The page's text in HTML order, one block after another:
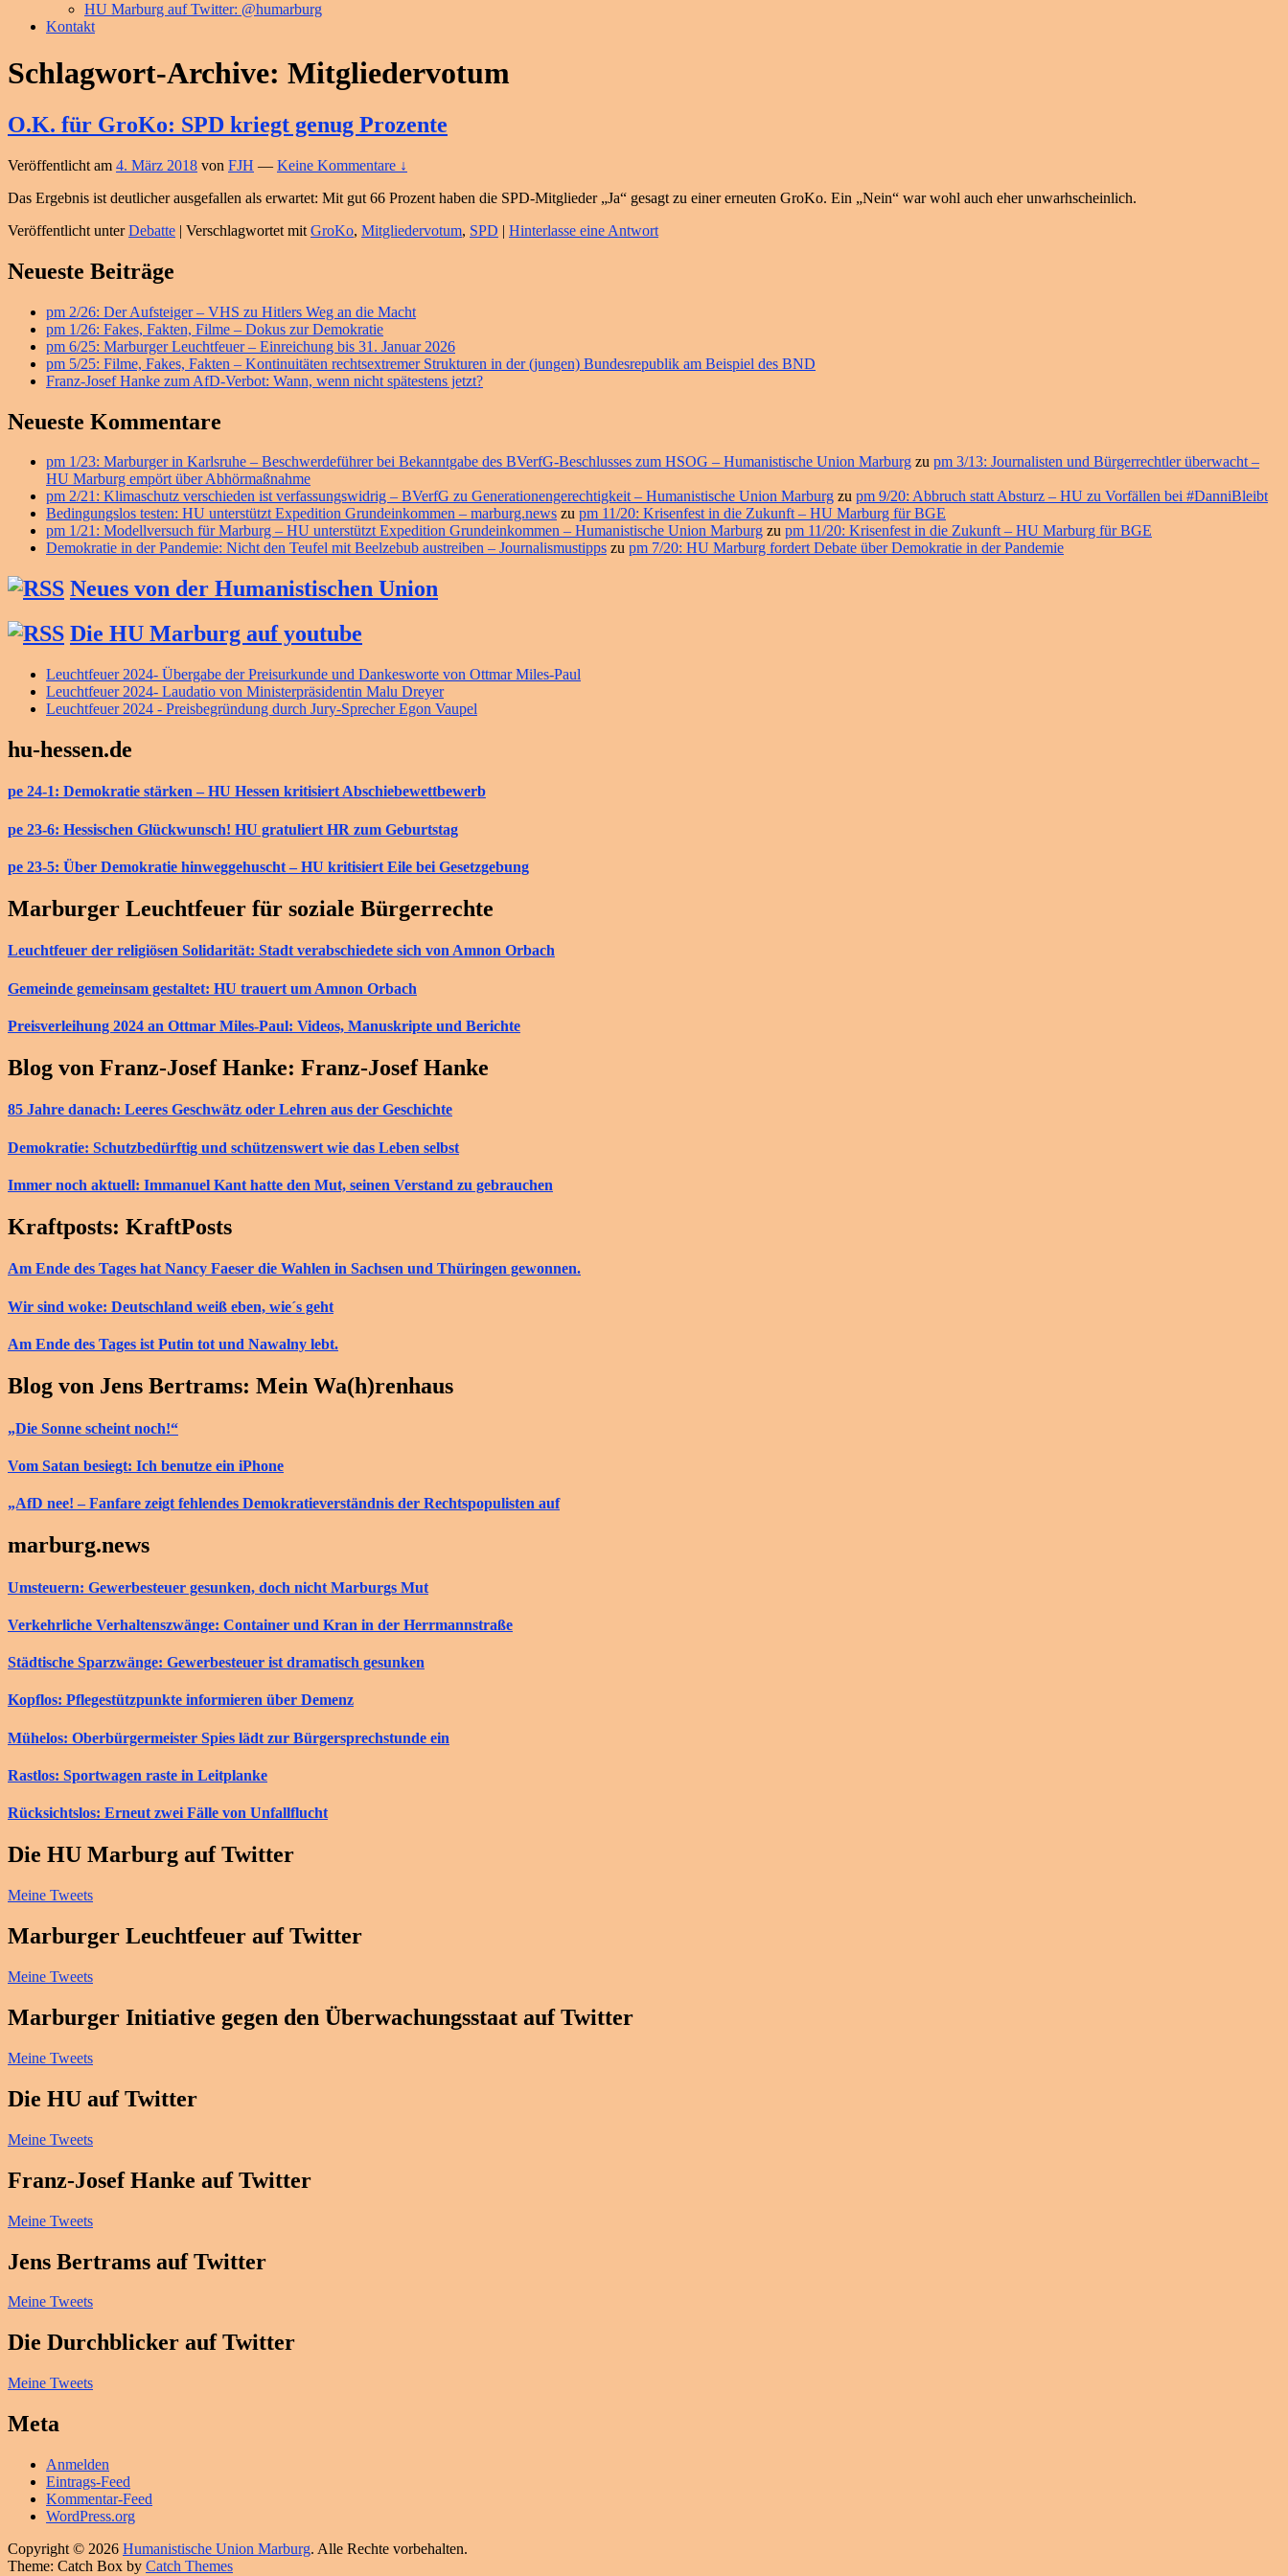
HU Marburg auf Twitter: @humarburg
Kontakt
Schlagwort-Archive: Mitgliedervotum
O.K. für GroKo: SPD kriegt genug Prozente
Veröffentlicht am 4. März 2018 von FJH — Keine Kommentare ↓
Das Ergebnis ist deutlicher ausgefallen als erwartet: Mit gut 66 Prozent haben die SPD-Mitglieder „Ja“ gesagt zu einer erneuten GroKo. Ein „Nein“ war wohl auch eher unwarhscheinlich.
Veröffentlicht unter Debatte | Verschlagwortet mit GroKo, Mitgliedervotum, SPD | Hinterlasse eine Antwort
Primärer
Widget-
Bereich
Neueste Beiträge
pm 2/26: Der Aufsteiger – VHS zu Hitlers Weg an die Macht
pm 1/26: Fakes, Fakten, Filme – Dokus zur Demokratie
pm 6/25: Marburger Leuchtfeuer – Einreichung bis 31. Januar 2026
pm 5/25: Filme, Fakes, Fakten – Kontinuitäten rechtsextremer Strukturen in der (jungen) Bundesrepublik am Beispiel des BND
Franz-Josef Hanke zum AfD-Verbot: Wann, wenn nicht spätestens jetzt?
Neueste Kommentare
pm 1/23: Marburger in Karlsruhe – Beschwerdeführer bei Bekanntgabe des BVerfG-Beschlusses zum HSOG – Humanistische Union Marburg zu pm 3/13: Journalisten und Bürgerrechtler überwacht –
HU Marburg empört über Abhörmaßnahme
pm 2/21: Klimaschutz verschieden ist verfassungswidrig – BVerfG zu Generationengerechtigkeit – Humanistische Union Marburg zu pm 9/20: Abbruch statt Absturz – HU zu Vorfällen bei #DanniBleibt
Bedingungslos testen: HU unterstützt Expedition Grundeinkommen – marburg.news zu pm 11/20: Krisenfest in die Zukunft – HU Marburg für BGE
pm 1/21: Modellversuch für Marburg – HU unterstützt Expedition Grundeinkommen – Humanistische Union Marburg zu pm 11/20: Krisenfest in die Zukunft – HU Marburg für BGE
Demokratie in der Pandemie: Nicht den Teufel mit Beelzebub austreiben – Journalismustipps zu pm 7/20: HU Marburg fordert Debate über Demokratie in der Pandemie
Neues von der Humanistischen Union
Die HU Marburg auf youtube
Leuchtfeuer 2024- Übergabe der Preisurkunde und Dankesworte von Ottmar Miles-Paul
Leuchtfeuer 2024- Laudatio von Ministerpräsidentin Malu Dreyer
Leuchtfeuer 2024 - Preisbegründung durch Jury-Sprecher Egon Vaupel
hu-hessen.de
pe 24-1: Demokratie stärken – HU Hessen kritisiert Abschiebewettbewerb
pe 23-6: Hessischen Glückwunsch! HU gratuliert HR zum Geburtstag
pe 23-5: Über Demokratie hinweggehuscht – HU kritisiert Eile bei Gesetzgebung
Marburger Leuchtfeuer für soziale Bürgerrechte
Leuchtfeuer der religiösen Solidarität: Stadt verabschiedete sich von Amnon Orbach
Gemeinde gemeinsam gestaltet: HU trauert um Amnon Orbach
Preisverleihung 2024 an Ottmar Miles-Paul: Videos, Manuskripte und Berichte
Blog von Franz-Josef Hanke: Franz-Josef Hanke
85 Jahre danach: Leeres Geschwätz oder Lehren aus der Geschichte
Demokratie: Schutzbedürftig und schützenswert wie das Leben selbst
Immer noch aktuell: Immanuel Kant hatte den Mut, seinen Verstand zu gebrauchen
Kraftposts: KraftPosts
Am Ende des Tages hat Nancy Faeser die Wahlen in Sachsen und Thüringen gewonnen.
Wir sind woke: Deutschland weiß eben, wie´s geht
Am Ende des Tages ist Putin tot und Nawalny lebt.
Blog von Jens Bertrams: Mein Wa(h)renhaus
„Die Sonne scheint noch!“
Vom Satan besiegt: Ich benutze ein iPhone
„AfD nee! – Fanfare zeigt fehlendes Demokratieverständnis der Rechtspopulisten auf
marburg.news
Umsteuern: Gewerbesteuer gesunken, doch nicht Marburgs Mut
Verkehrliche Verhaltenszwänge: Container und Kran in der Herrmannstraße
Städtische Sparzwänge: Gewerbesteuer ist dramatisch gesunken
Kopflos: Pflegestützpunkte informieren über Demenz
Mühelos: Oberbürgermeister Spies lädt zur Bürgersprechstunde ein
Rastlos: Sportwagen raste in Leitplanke
Rücksichtslos: Erneut zwei Fälle von Unfallflucht
Die HU Marburg auf Twitter
Meine Tweets
Marburger Leuchtfeuer auf Twitter
Meine Tweets
Marburger Initiative gegen den Überwachungsstaat auf Twitter
Meine Tweets
Die HU auf Twitter
Meine Tweets
Franz-Josef Hanke auf Twitter
Meine Tweets
Jens Bertrams auf Twitter
Meine Tweets
Die Durchblicker auf Twitter
Meine Tweets
Meta
Anmelden
Eintrags-Feed
Kommentar-Feed
WordPress.org
Copyright © 2026 Humanistische Union Marburg. Alle Rechte vorbehalten.
Theme: Catch Box by Catch Themes